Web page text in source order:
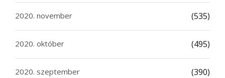
2020. november (535)
2020. október (495)
2020. szeptember (390)